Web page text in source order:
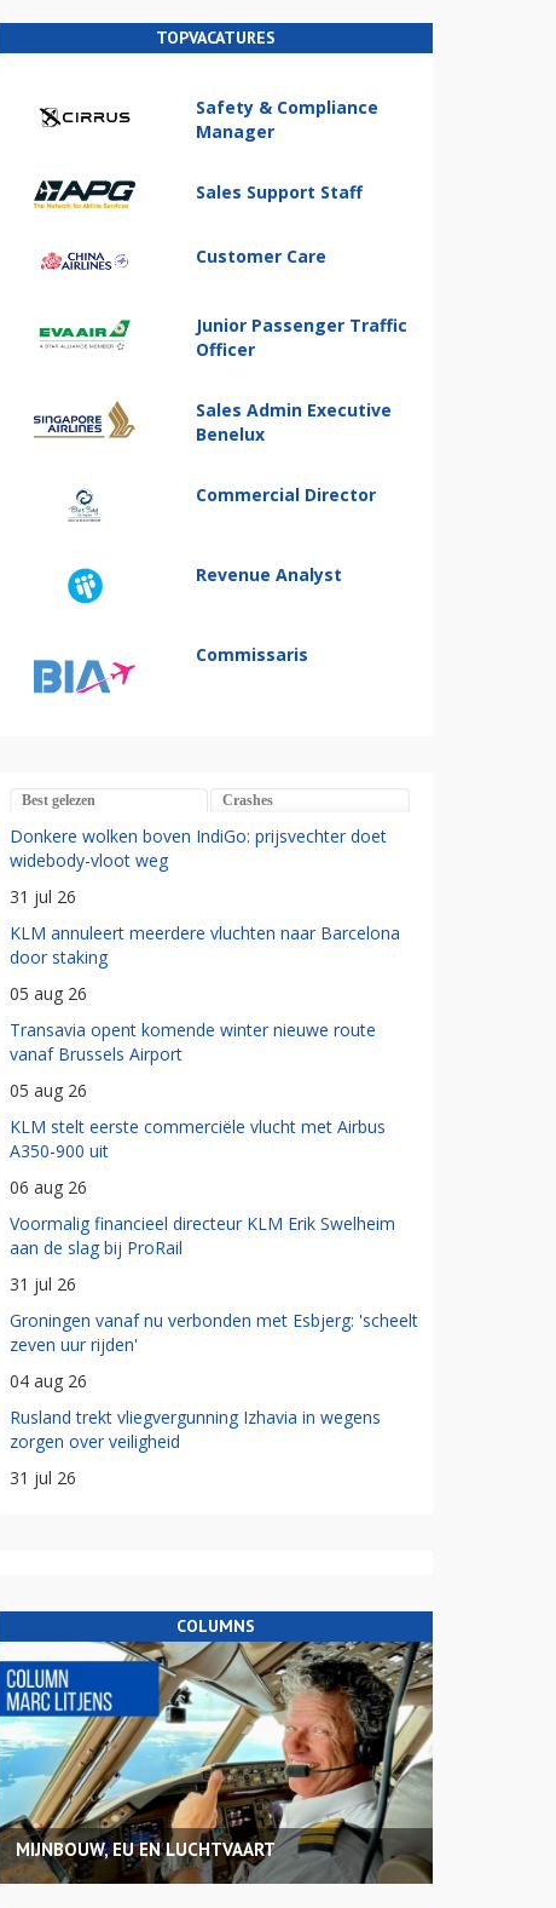
TOPVACATURES
Safety & Compliance
Manager
Sales Support Staff
Customer Care
Junior Passenger Traffic
Officer
Sales Admin Executive
Benelux
Commercial Director
Revenue Analyst
Commissaris
Best gelezen Crashes
Donkere wolken boven IndiGo: prijsvechter doet
widebody-vloot weg
31 jul 26
KLM annuleert meerdere vluchten naar Barcelona
door staking
05 aug 26
Transavia opent komende winter nieuwe route
vanaf Brussels Airport
05 aug 26
KLM stelt eerste commerciële vlucht met Airbus
A350-900 uit
06 aug 26
Voormalig financieel directeur KLM Erik Swelheim
aan de slag bij ProRail
31 jul 26
Groningen vanaf nu verbonden met Esbjerg: 'scheelt
zeven uur rijden'
04 aug 26
Rusland trekt vliegvergunning Izhavia in wegens
zorgen over veiligheid
31 jul 26
COLUMNS
MIJNBOUW, EU EN LUCHTVAART